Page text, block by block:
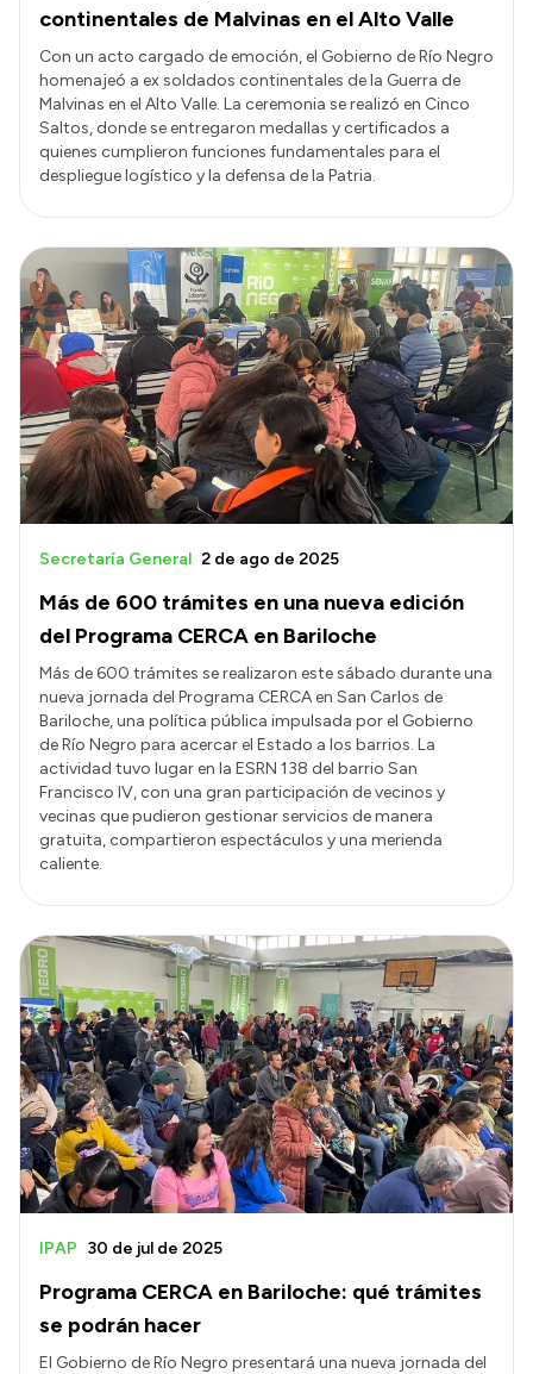
continentales de Malvinas en el Alto Valle
Con un acto cargado de emoción, el Gobierno de Río Negro
homenajeó a ex soldados continentales de la Guerra de
Malvinas en el Alto Valle. La ceremonia se realizó en Cinco
Saltos, donde se entregaron medallas y certificados a
quienes cumplieron funciones fundamentales para el
despliegue logístico y la defensa de la Patria.
Más de 600 trámites en una nueva edición
del Programa CERCA en Bariloche
Secretaría General 2 de ago de 2025
Más de 600 trámites se realizaron este sábado durante una
nueva jornada del Programa CERCA en San Carlos de
Bariloche, una política pública impulsada por el Gobierno
de Río Negro para acercar el Estado a los barrios. La
actividad tuvo lugar en la ESRN 138 del barrio San
Francisco IV, con una gran participación de vecinos y
vecinas que pudieron gestionar servicios de manera
gratuita, compartieron espectáculos y una merienda
caliente.
Programa CERCA en Bariloche: qué trámites
se podrán hacer
IPAP 30 de jul de 2025
El Gobierno de Río Negro presentará una nueva jornada del